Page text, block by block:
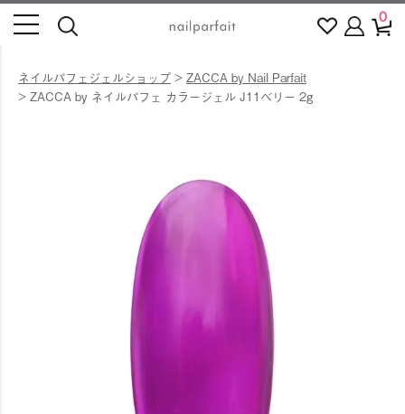
0
ネイルパフェジェルショップ
ZACCA by Nail Parfait
ZACCA by ネイルパフェ カラージェル J11ベリー 2g